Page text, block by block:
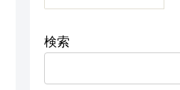
検索